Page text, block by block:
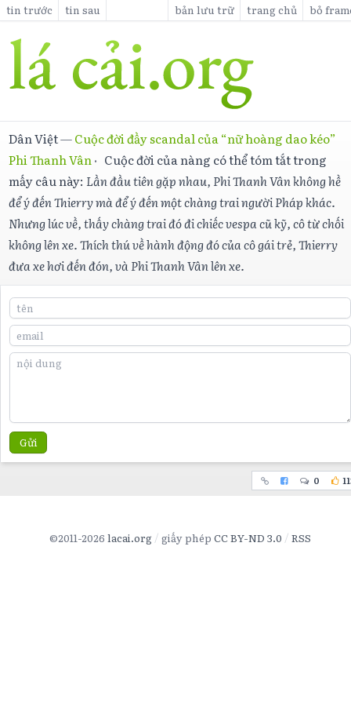
tin trước tin sau bản lưu trữ trang chủ bỏ
Dân Việt—Cuộc đời đầy scandal của “nữ hoàng dao kéo”
Phi Thanh Vân · Cuộc đời của nàng có thể tóm tắt trong
mấy câu này: Lần đầu tiên gặp nhau, Phi Thanh Vân không hề
để ý đến Thierry mà để ý đến một chàng trai người Pháp khác.
Nhưng lúc về, thấy chàng trai đó đi chiếc vespa cũ kỹ, cô từ chối
không lên xe. Thích thú về hành động đó của cô gái trẻ, Thierry
đưa xe hơi đến đón, và Phi Thanh Vân lên xe.
Gửi
0
©2011-2026 lacai.org giấy phép CC BY-ND 3.0 RSS